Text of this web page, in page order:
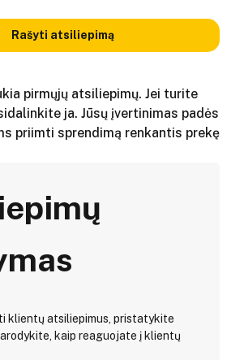
Rašyti atsiliepimą
pirmųjų atsiliepimų. Jei turite
ja. Jūsų įvertinimas padės
priimti sprendimą renkantis prekę
klientų atsiliepimus, pristatykite
kaip reaguojate į klientų